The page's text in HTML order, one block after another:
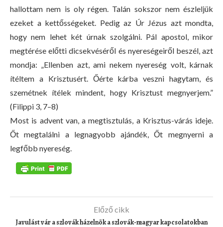
hallottam nem is oly régen. Talán sokszor nem észleljük
ezeket a kettősségeket. Pedig az Úr Jézus azt mondta,
hogy nem lehet két úrnak szolgálni. Pál apostol, mikor
megtérése előtti dicsekvéséről és nyereségeiről beszél, azt
mondja: „Ellenben azt, ami nekem nyereség volt, kárnak
ítéltem a Krisztusért. Őérte kárba veszni hagytam, és
szemétnek ítélek mindent, hogy Krisztust megnyerjem.”
(Filippi 3, 7–8)
Most is advent van, a megtisztulás, a Krisztus-várás ideje.
Őt megtalálni a legnagyobb ajándék, Őt megnyerni a
legfőbb nyereség.
Előző cikk
Javulást vár a szlovák házelnök a szlovák-magyar kapcsolatokban